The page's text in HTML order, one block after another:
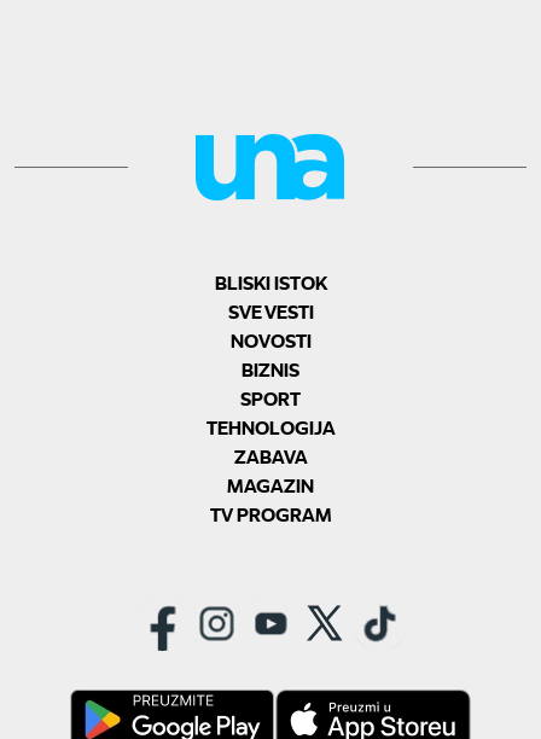
BLISKI ISTOK
SVE VESTI
NOVOSTI
BIZNIS
SPORT
TEHNOLOGIJA
ZABAVA
MAGAZIN
TV PROGRAM